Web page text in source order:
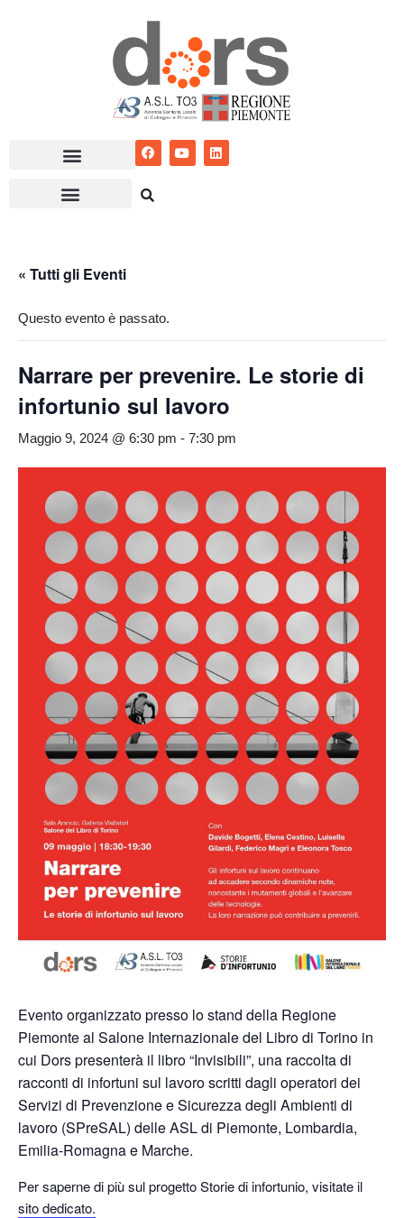
« Tutti gli Eventi
Questo evento è passato.
Narrare per prevenire. Le storie di
infortunio sul lavoro
Maggio 9, 2024 @ 6:30 pm - 7:30 pm
Evento organizzato presso lo stand della Regione
Piemonte al Salone Internazionale del Libro di Torino in
cui Dors presenterà il libro “Invisibili”, una raccolta di
racconti di infortuni sul lavoro scritti dagli operatori dei
Servizi di Prevenzione e Sicurezza degli Ambienti di
lavoro (SPreSAL) delle ASL di Piemonte, Lombardia,
Emilia-Romagna e Marche.
Per saperne di più sul progetto Storie di infortunio, visitate il
sito dedicato.